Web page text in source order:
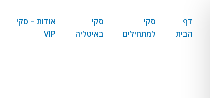
דף
הבית
סקי
למתחילים
סקי
באיטליה
אודות – סקי
VIP